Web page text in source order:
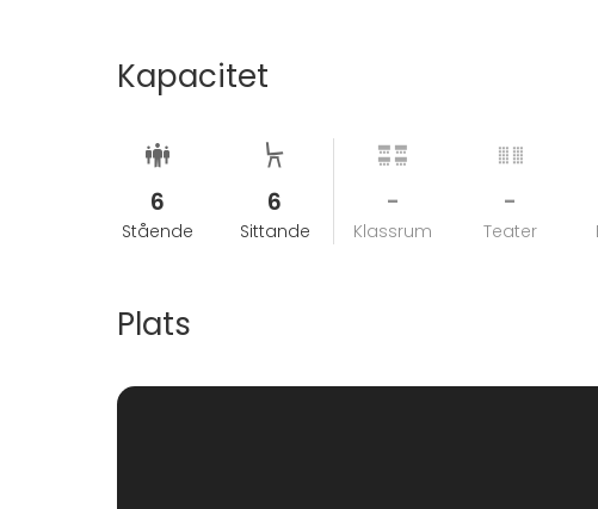
Kapacitet
6
Stående
6
Sittande
-
Klassrum
-
Teater
Plats